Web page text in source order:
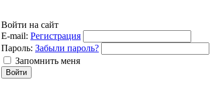
Войти на сайт
E-mail: Регистрация
Пароль: Забыли пароль?
Запомнить меня